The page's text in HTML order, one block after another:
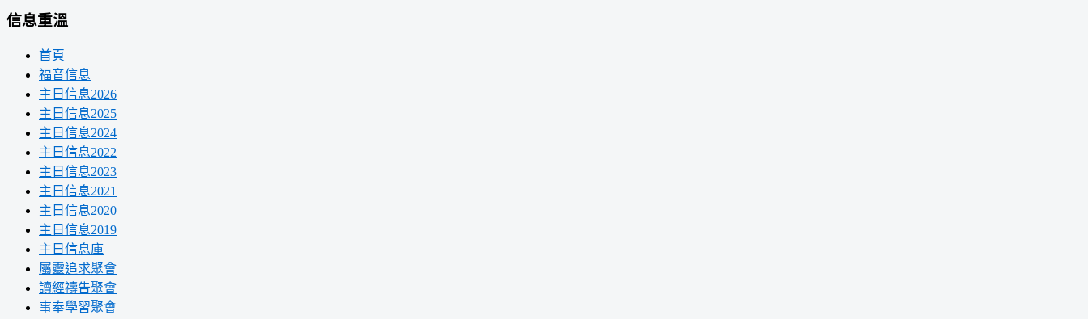
信息重溫
首頁
福音信息
主日信息2026
主日信息2025
主日信息2024
主日信息2022
主日信息2023
主日信息2021
主日信息2020
主日信息2019
主日信息庫
屬靈追求聚會
讀經禱告聚會
事奉學習聚會